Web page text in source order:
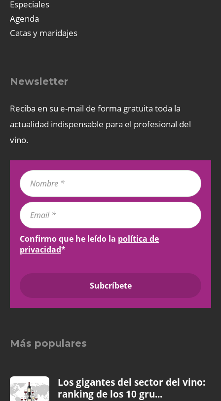
Especiales
Agenda
Catas y maridajes
Newsletter
Reciba en su e-mail de forma gratuita toda la
actualidad indispensable para el profesional del
vino.
Confirmo que he leído la política de
privacidad*
Más populares
Los gigantes del sector del vino:
ranking de los 10 gru...